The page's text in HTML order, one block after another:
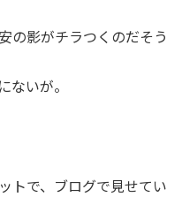
の影がチラつくのだそう
ないが。
トで、ブログで見せてい